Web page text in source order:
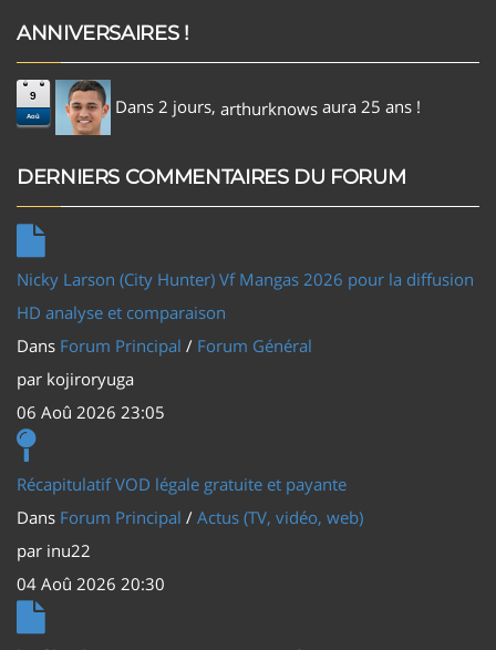
ANNIVERSAIRES !
9
Aoû Dans 2 jours, arthurknows aura 25 ans !
DERNIERS COMMENTAIRES DU FORUM
Nicky Larson (City Hunter) Vf Mangas 2026 pour la diffusion
HD analyse et comparaison
Dans Forum Principal / Forum Général
par kojiroryuga
06 Aoû 2026 23:05
Récapitulatif VOD légale gratuite et payante
Dans Forum Principal / Actus (TV, vidéo, web)
par inu22
04 Aoû 2026 20:30